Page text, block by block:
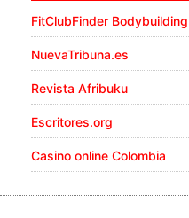
FitClubFinder Bodybuilding
NuevaTribuna.es
Revista Afribuku
Escritores.org
Casino online Colombia